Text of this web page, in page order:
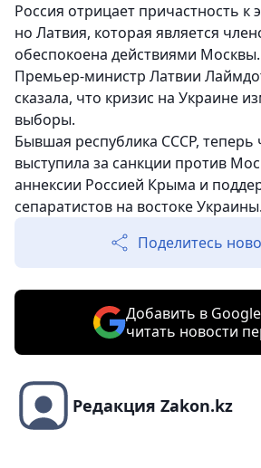
Россия отрицает причастность к
но Латвия, которая является
обеспокоена действиями Москвы.
Премьер-министр Латвии
сказала, что кризис на Украине
выборы.
Бывшая республика СССР,
выступила за санкции против
аннексии Россией Крыма и
сепаратистов на востоке Украины.
Поделитесь
Добавить в
читать новости
Редакция Zakon.kz